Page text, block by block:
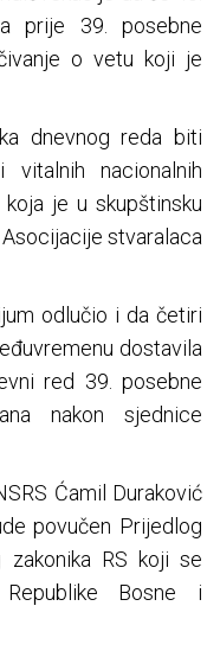
prije 39. posebne
o vetu koji je
dnevnog reda biti
nacionalnih
je u skupštinsku
stvaralaca
odlučio i da četiri
dostavila
red 39. posebne
nakon sjednice
Ćamil Duraković
povučen Prijedlog
zakonika RS koji se
Bosne i